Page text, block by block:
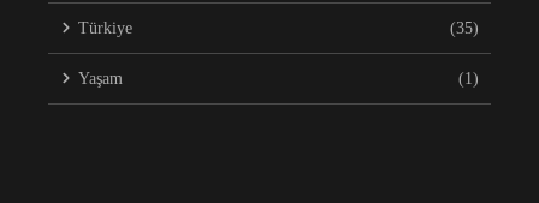
Türkiye (35)
Yaşam (1)